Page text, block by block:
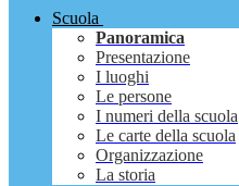
Scuola
Panoramica
Presentazione
I luoghi
Le persone
I numeri della scuola
Le carte della scuola
Organizzazione
La storia